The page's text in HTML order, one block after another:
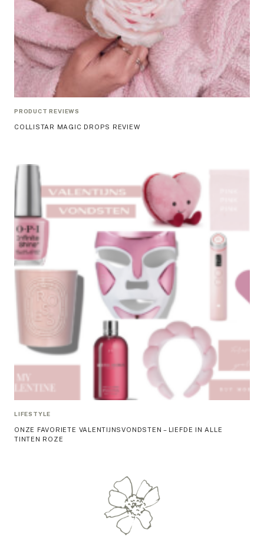
PRODUCT REVIEWS
COLLISTAR MAGIC DROPS REVIEW
LIFESTYLE
ONZE FAVORIETE VALENTIJNSVONDSTEN – LIEFDE IN ALLE
TINTEN ROZE